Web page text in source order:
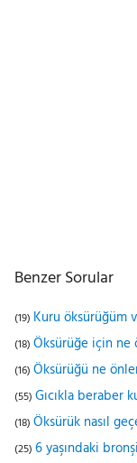
Benzer Sorular
(19) Kuru öksürüğüm
(18) Öksürüğe için ne
(16) Öksürüğü ne
(55) Gıcıkla beraber
(18) Öksürük nasıl
(25) 6 yaşındaki